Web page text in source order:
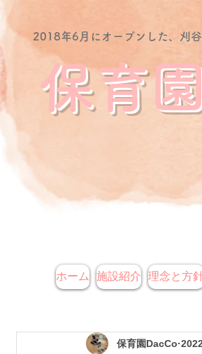
保育
2018年6月にオープンした、刈
ホーム 施設紹介 理念と方
保育園DacCo